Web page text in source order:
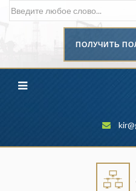
ПОЛУЧИТЬ